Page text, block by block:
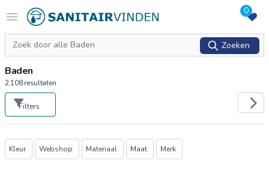
Open menu
Logo sanitairvinden.nl 0
Zoeken
Zoeken
Baden
2.108resultaten
Filters
Producten
Kleur Webshop Materiaal Maat Merk